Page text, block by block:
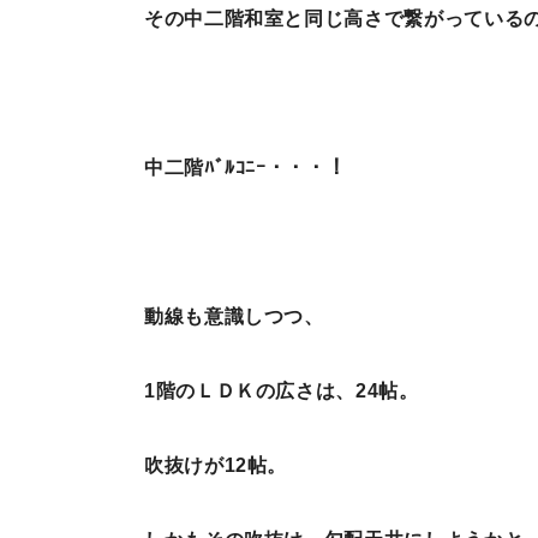
その中二階和室と同じ高さで繋がっている
中二階ﾊﾞﾙｺﾆｰ・・・！
動線も意識しつつ、
1階のＬＤＫの広さは、24帖。
吹抜けが12帖。